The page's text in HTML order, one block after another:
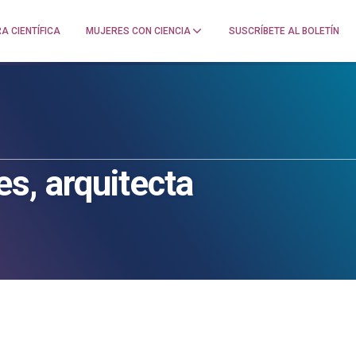
CIENTÍFICA MUJERES CON CIENCIA SUSCRÍBETE AL BOLETÍN
arquitecta